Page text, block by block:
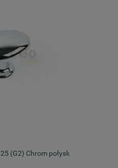
(G2) Chrom połysk